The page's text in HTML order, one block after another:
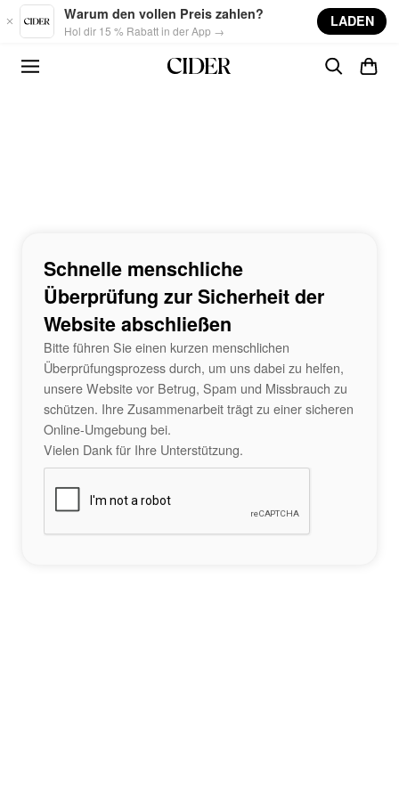
Skip to main content
Warum den vollen Preis zahlen?
Hol dir 15 % Rabatt in der App →
LADEN
Schnelle menschliche
Überprüfung zur Sicherheit der
Website abschließen
Bitte führen Sie einen kurzen menschlichen
Überprüfungsprozess durch, um uns dabei zu helfen,
unsere Website vor Betrug, Spam und Missbrauch zu
schützen. Ihre Zusammenarbeit trägt zu einer sicheren
Online-Umgebung bei.
Vielen Dank für Ihre Unterstützung.